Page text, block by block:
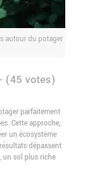
autour du potager
(45 votes)
parfaitement
Cette approche,
un écosystème
dépassent
un sol plus riche